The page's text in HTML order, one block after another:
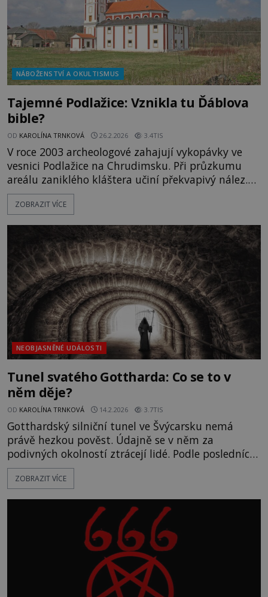
NÁBOŽENSTVÍ A OKULTISMUS
Tajemné Podlažice: Vznikla tu Ďáblova
bible?
OD KAROLÍNA TRNKOVÁ 26.2.2026 3.4TIS
V roce 2003 archeologové zahajují vykopávky ve
vesnici Podlažice na Chrudimsku. Při průzkumu
areálu zaniklého kláštera učiní překvapivý nález.
Přímo na církevní půdě objeví desítky hrobů.
Nalezené ostatky patří ženám i dětem. Dva dětské
směli jenom řeholníci. Jak to vysvětlit? Roku 2003
zkoumají arch
ZOBRAZIT VÍCE
NEOBJASNĚNÉ UDÁLOSTI
Tunel svatého Gottharda: Co se to v
něm děje?
OD KAROLÍNA TRNKOVÁ 14.2.2026 3.7TIS
Gotthardský silniční tunel ve Švýcarsku nemá
právě hezkou pověst. Údajně se v něm za
podivných okolností ztrácejí lidé. Podle posledních
informací přitom anomální jevy v tunelu
neustávají, ale naopak nabírají na stále větší
Švýcarska, tomuto místu se rozhodně vyhněte.
Silniční tunel sv. Gottharda je t
ZOBRAZIT VÍCE